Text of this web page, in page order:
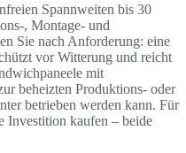
Spannweiten bis 30
, Montage- und
Sie nach Anforderung: eine
vor Witterung und reicht
mit
beheizten Produktions- oder
betrieben werden kann. Für
Investition kaufen – beide